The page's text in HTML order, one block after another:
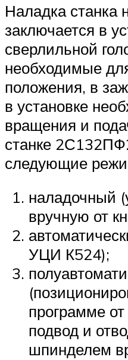
Наладка станка
заключается в
сверлильной
необходимые
положения, в
в установке
вращения и
станке
следующие
наладочный
вручную от
УЦИ К524);
программе
подвод и
шпинделем